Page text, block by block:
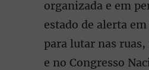
organizada e em
estado de alerta
para lutar nas
e no Congresso